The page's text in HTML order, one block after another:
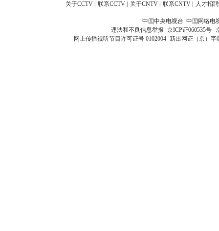
关于CCTV 联系CCTV 关于CNTV 联系CNTV 人才招聘
中国中央电视台 中国网络电
违法和不良信息举报 京ICP证060535号
网上传播视听节目许可证号 0102004 新出网证（京）